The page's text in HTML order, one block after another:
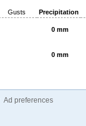
Gusts Precipitation
0 mm
0 mm
Ad preferences